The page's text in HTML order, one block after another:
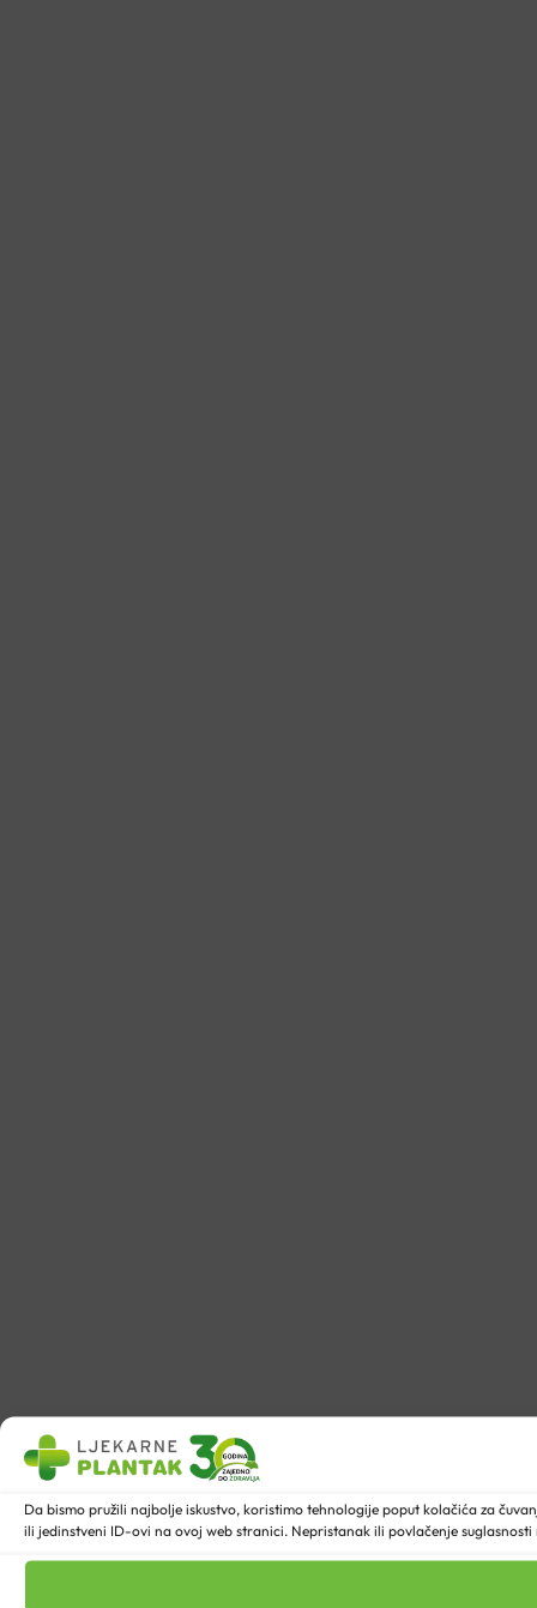
Da bismo pružili najbolje iskustvo, koristimo tehnologije poput kolačića za
ili jedinstveni ID-ovi na ovoj web stranici. Nepristanak ili povlačenje